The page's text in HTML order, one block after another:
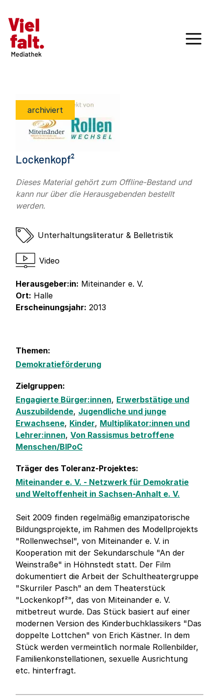
archiviert
Lockenkopf²
Dieses Material gehört zum Offline-Bestand und
kann nur über die Herausgebenden bestellt
werden.
Unterhaltungsliteratur & Belletristik
Video
Herausgeber:in: Miteinander e. V.
Ort: Halle
Erscheinungsjahr: 2013
Themen:
Demokratieförderung
Zielgruppen:
Engagierte Bürger:innen, Erwerbstätige und
Auszubildende, Jugendliche und junge
Erwachsene, Kinder, Multiplikator:innen und
Lehrer:innen, Von Rassismus betroffene
Menschen/BIPoC
Träger des Toleranz-Projektes:
Miteinander e. V. - Netzwerk für Demokratie
und Weltoffenheit in Sachsen-Anhalt e. V.
Seit 2009 finden regelmäßig emanzipatorische
Bildungsprojekte, im Rahmen des Modellprojekts
"Rollenwechsel", von Miteinander e. V. in
Kooperation mit der Sekundarschule "An der
Weinstraße" in Höhnstedt statt. Der Film
dokumentiert die Arbeit der Schultheatergruppe
"Skurriler Pasch" an dem Theaterstück
"Lockenkopf²", das von Miteinander e. V.
mitbetreut wurde. Das Stück basiert auf einer
modernen Version des Kinderbuchklassikers "Das
doppelte Lottchen" von Erich Kästner. In dem
Stück werden vermeintlich normale Rollenbilder,
Familienkonstellationen, sexuelle Ausrichtung
etc. hinterfragt.